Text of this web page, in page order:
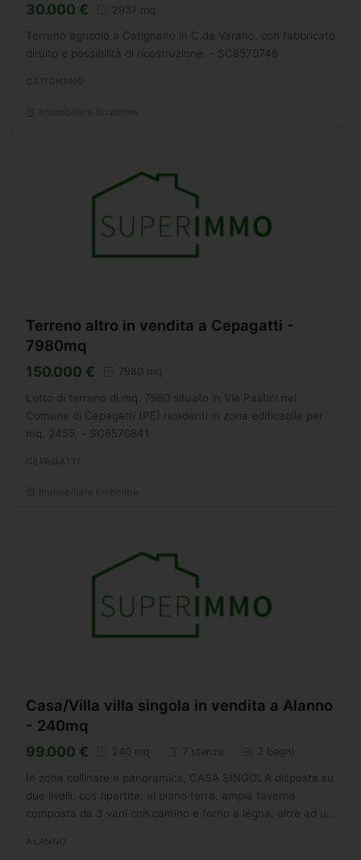
30.000 € 2937 mq
Terreno agricolo a Catignano in C.da Varano, con fabbricato
diruito e possibilità di ricostruzione. - SC8570748
Terreno altro in vendita a Cepagatti -
7980mq
150.000 € 7980 mq
Lotto di terreno di mq. 7980 situato in Via Pastini nel
Comune di Cepagatti (PE) ricadenti in zona edificabile per
mq. 2455. - SC8570841
Casa/Villa villa singola in vendita a Alanno
- 240mq
99.000 € 240 mq 7 stanze 2 bagni
In zona collinare e panoramica, CASA SINGOLA disposta su
due livelli, cos ripartita: al piano terra, ampia taverna
composta da 3 vani con camino e forno a legna, oltre ad un